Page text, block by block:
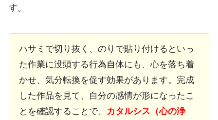
す。
ハサミで切り抜く、のりで貼り付けるといっ
た作業に没頭する行為自体にも、心を落ち着
かせ、気分転換を促す効果があります。完成
した作品を見て、自分の感情が形になったこ
とを確認することで、
カタルシス（心の浄